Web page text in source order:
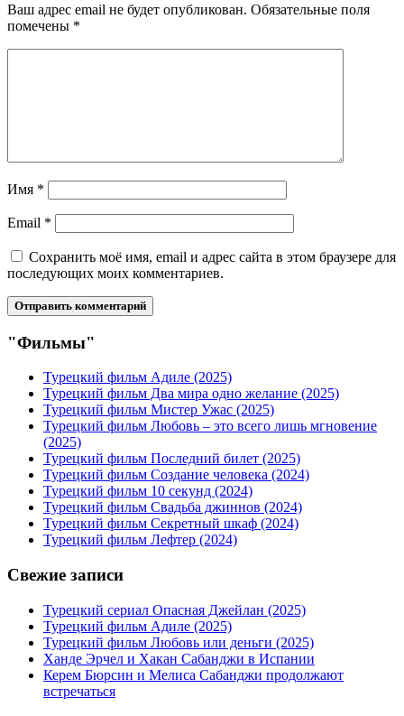
Ваш адрес email не будет опубликован. Обязательные поля
помечены *
Имя *
Email *
Сохранить моё имя, email и адрес сайта в этом браузере для
последующих моих комментариев.
"Фильмы"
Турецкий фильм Адиле (2025)
Турецкий фильм Два мира одно желание (2025)
Турецкий фильм Мистер Ужас (2025)
Турецкий фильм Любовь – это всего лишь мгновение
(2025)
Турецкий фильм Последний билет (2025)
Турецкий фильм Создание человека (2024)
Турецкий фильм 10 секунд (2024)
Турецкий фильм Свадьба джиннов (2024)
Турецкий фильм Секретный шкаф (2024)
Турецкий фильм Лефтер (2024)
Свежие записи
Турецкий сериал Опасная Джейлан (2025)
Турецкий фильм Адиле (2025)
Турецкий фильм Любовь или деньги (2025)
Ханде Эрчел и Хакан Сабанджи в Испании
Керем Бюрсин и Мелиса Сабанджи продолжают
встречаться